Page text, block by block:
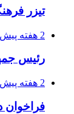
تیزر
2 هفته پیش
رئیس
2 هفته پیش
فراخوان